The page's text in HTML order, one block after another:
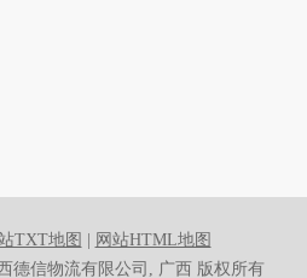
TXT地图
网站HTML地图
德信物流有限公司, 广西 版权所有